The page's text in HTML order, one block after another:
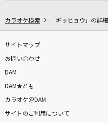
カラオケ検索 「ギッヒョウ」の詳細
サイトマップ
お問い合わせ
DAM
DAM★とも
カラオケ＠DAM
サイトのご利用について